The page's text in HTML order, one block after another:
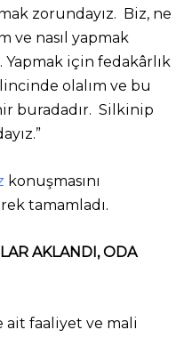
zorundayız. Biz, ne
ve nasıl yapmak
için fedakârlık
olalım ve bu
buradadır. Silkinip
konuşmasını
tamamladı.
AKLANDI, ODA
ait faaliyet ve mali